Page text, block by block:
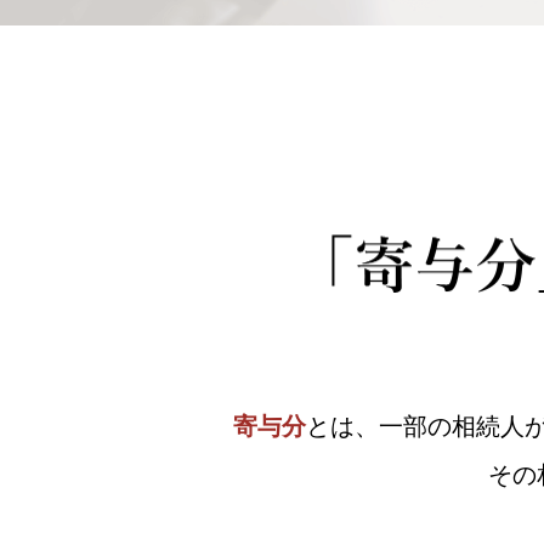
寄与分とは、一部の相続人
その